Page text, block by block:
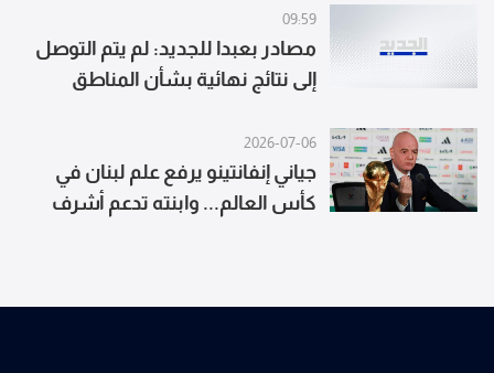
09:59
مصادر بعبدا للجديد: لم يتم التوصل
إلى نتائج نهائية بشأن المناطق
إلى مناطق جديدة وإصرار إسرائيل على
التحقق في المنطقتين الأوليين أولًا
2026-07-06
جياني إنفانتينو يرفع علم لبنان في
كأس العالم... وابنته تدعم أشرف